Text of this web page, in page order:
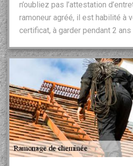
n’oubliez pas l’attestation
ramoneur agréé, il est habilité à
certificat, à garder pendant 2 ans